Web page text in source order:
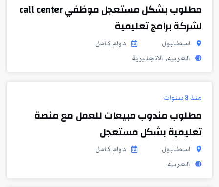
مطلوب بشكل مستعجل موظفي call center
لشركة برامج تعليمية
اسطنبول
دوام كامل
العربية, الانجليزية
منذ 3 سنوات
مطلوب مندوب مبيعات للعمل مع منصة
تعليمية بشكل مستعجل
اسطنبول
دوام كامل
العربية